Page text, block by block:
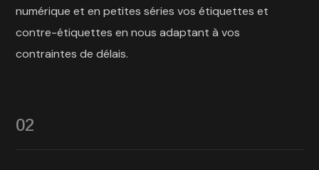
numérique et en petites séries vos étiquettes et
contre-étiquettes en nous adaptant à vos
contraintes de délais.
02